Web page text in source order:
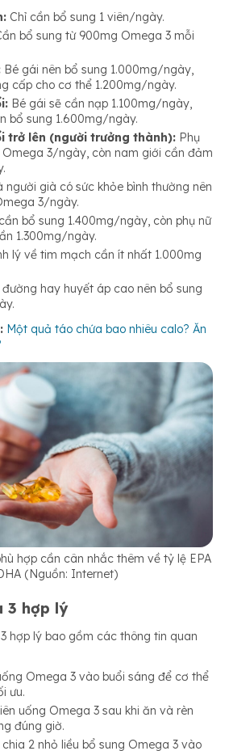
Chỉ cần bổ sung 1 viên/ngày.
bổ sung từ 900mg Omega 3 mỗi
Bé gái nên bổ sung 1.000mg/ngày,
cấp cho cơ thể 1.200mg/ngày.
Bé gái sẽ cần nạp 1.100mg/ngày,
bổ sung 1.600mg/ngày.
trở lên (người trưởng thành): Phụ
Omega 3/ngày, còn nam giới cần đảm
người già có sức khỏe bình thường nên
3/ngày.
bổ sung 1.400mg/ngày, còn phụ nữ
1.300mg/ngày.
lý về tim mạch cần ít nhất 1.000mg
hay huyết áp cao nên bổ sung
Một quả táo chứa bao nhiêu calo? Ăn
hợp cần cân nhắc thêm về tỷ lệ EPA
(Nguồn: Internet)
3 hợp lý
hợp lý bao gồm các thông tin quan
Omega 3 vào buổi sáng để cơ thể
ưu.
uống Omega 3 sau khi ăn và rèn
đúng giờ.
2 nhỏ liều bổ sung Omega 3 vào